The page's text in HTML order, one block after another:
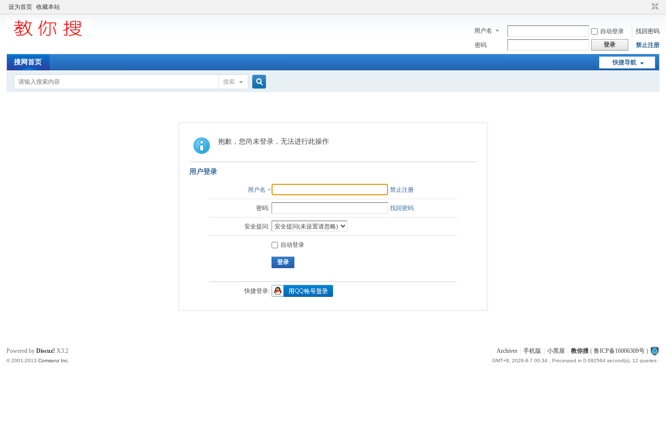
设为首页 收藏本站
用户名 自动登录
找回密码
密码
登录 禁止注册
快捷导航
搜网首页
搜索
索
抱歉，您尚未登录，无法进行此操作
用户登录
用户名 禁止注册
密码: 找回密码
安全提问:
自动登录
登录
快捷登录:
Archiver 手机版 小黑屋 教你搜( 鲁ICP备16006309号)
GMT+8, 2026-8-7 00:34, Processed in 0.092564 second(s), 12 queries .
Powered byDiscuz! X3.2
© 2001-2013Comsenz Inc.